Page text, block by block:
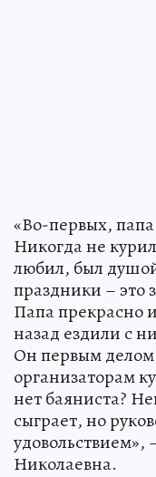
«Во-первых, папа
Никогда не
любил, был
праздники – это
Папа прекрасно
назад ездили с
Он первым делом
организаторам
нет баяниста?
сыграет, но
удовольствием»,
Николаевна.